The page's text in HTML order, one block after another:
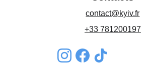
contact@kyiv.fr
+33 781200197